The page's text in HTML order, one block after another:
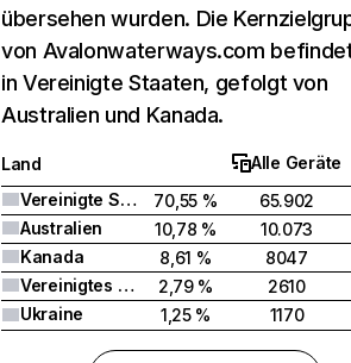
übersehen wurden. Die
von Avalonwaterways.com
in Vereinigte Staaten, gefolgt von
Australien und Kanada.
Land
Alle Geräte
Vereinigte Staaten
70,55 %
65.902
Australien
10,78 %
10.073
Kanada
8,61 %
8047
Vereinigtes Königreich
2,79 %
2610
Ukraine
1,25 % 1170